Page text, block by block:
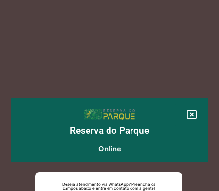
Reserva do Parque
Online
Deseja atendimento via WhatsApp? Preencha os
campos abaixo e entre em contato com a gente!